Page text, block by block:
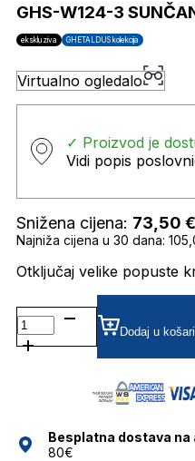
GHS-W124-3
ekskluziva GHETALDUS kolekcija
Virtualno ogledalo
✓ Proizvod je
Vidi popis
Snižena cijena: 73,50 €
Najniža cijena u 30 dana:
Otključaj velike popuste
GHS-
W124-
3 SUNČANE
GHETALDUS
Dodaj u
Besplatna dostava na
80€